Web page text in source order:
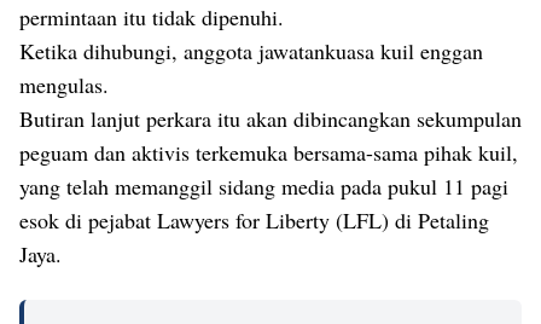
permintaan itu tidak dipenuhi.
Ketika dihubungi, anggota jawatankuasa kuil enggan
mengulas.
Butiran lanjut perkara itu akan dibincangkan sekumpulan
peguam dan aktivis terkemuka bersama-sama pihak kuil,
yang telah memanggil sidang media pada pukul 11 ​​pagi
esok di pejabat Lawyers for Liberty (LFL) di Petaling
Jaya.